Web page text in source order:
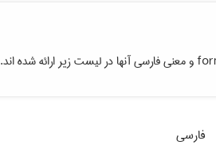
و معنی فارسی آنها در لیست زیر ارائه شده اند.
فارسی